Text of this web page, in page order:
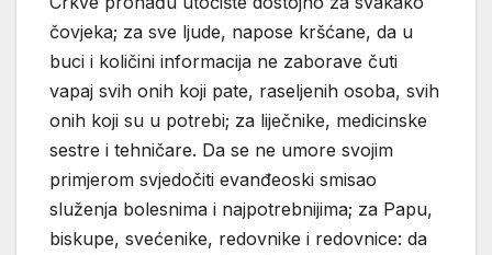
čovjeka; za sve ljude, napose kršćane, da u
buci i količini informacija ne zaborave čuti
vapaj svih onih koji pate, raseljenih osoba, svih
onih koji su u potrebi; za liječnike, medicinske
sestre i tehničare. Da se ne umore svojim
primjerom svjedočiti evanđeoski smisao
služenja bolesnima i najpotrebnijima; za Papu,
biskupe, svećenike, redovnike i redovnice: da